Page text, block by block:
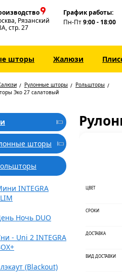
Рязанский
стр. 27
График работы:
Пн-Пт9:00 - 18:00
шторы Жалюзи
Рулонные шторы
Рольшторы
Эко 27 салатовый
шторы
INTEGRA
Ночь DUO
- Uni 2 INTEGRA
(Blackout)
ЦВЕТ
СРОКИ
ДОСТАВКА
ВИД ДОСТАВКИ